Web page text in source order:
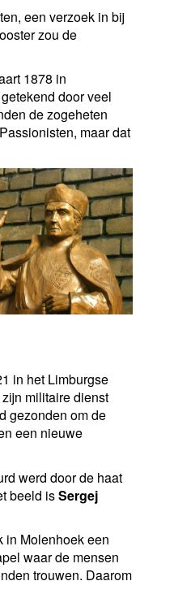
een verzoek in bij
zou de
1878 in
door veel
de zogeheten
maar dat
in het Limburgse
militaire dienst
gezonden om de
een nieuwe
werd door de haat
beeld isSergej
in Molenhoek een
waar de mensen
trouwen. Daarom